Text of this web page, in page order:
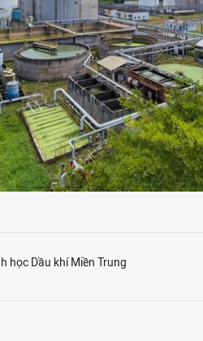
học Dầu khí Miền Trung